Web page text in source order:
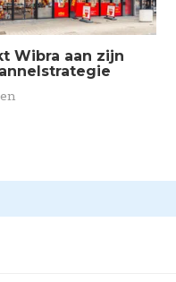
Wibra aan zijn